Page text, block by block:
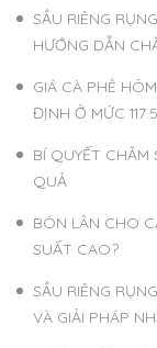
SẦU RIÊNG
HƯỚNG DẪN
GIÁ CÀ PHÊ
ĐỊNH Ở MỨC
BÍ QUYẾT CHĂM
QUẢ
BÓN LÂN CHO
SUẤT CAO?
SẦU RIÊNG
VÀ GIẢI PHÁP